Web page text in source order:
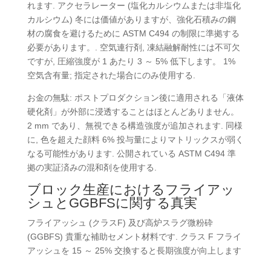
れます. アクセラレーター (塩化カルシウムまたは非塩化
カルシウム) 冬には価値がありますが、強化石積みの鋼
材の腐食を避けるために ASTM C494 の制限に準拠する
必要があります。. 空気連行剤, 凍結融解耐性には不可欠
ですが, 圧縮強度が 1 あたり 3 ～ 5% 低下します。 1%
空気含有量; 指定された場合にのみ使用する.
お金の無駄: ポストプロダクション後に適用される「液体
硬化剤」が外部に浸透することはほとんどありません。
2 mm であり、無視できる構造強度が追加されます. 同様
に, 色を超えた顔料 6% 投与量によりマトリックスが弱く
なる可能性があります. 公開されている ASTM C494 準
拠の実証済みの混和剤を使用する.
ブロック生産におけるフライアッ
シュとGGBFSに関する真実
フライアッシュ (クラスF) 及び高炉スラグ微粉砕
(GGBFS) 貴重な補助セメント材料です. クラス F フライ
アッシュを 15 ～ 25% 交換すると長期強度が向上します